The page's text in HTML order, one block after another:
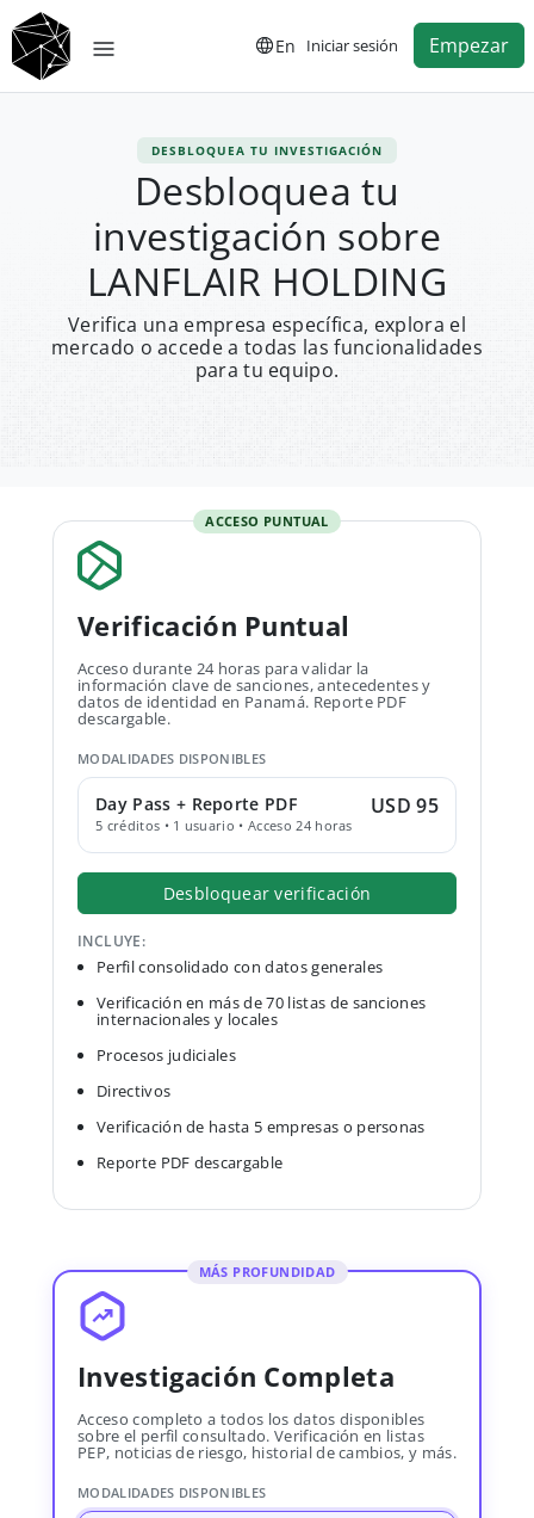
En Iniciar sesión Empezar
DESBLOQUEA TU INVESTIGACIÓN
Desbloquea tu
investigación sobre
LANFLAIR HOLDING
Verifica una empresa específica, explora el
mercado o accede a todas las funcionalidades
para tu equipo.
ACCESO PUNTUAL
Verificación Puntual
Acceso durante 24 horas para validar la
información clave de sanciones, antecedentes y
datos de identidad en Panamá. Reporte PDF
descargable.
MODALIDADES DISPONIBLES
Day Pass + Reporte PDF
5 créditos • 1 usuario • Acceso 24 horas
USD 95
Desbloquear verificación
INCLUYE:
Perfil consolidado con datos generales
Verificación en más de 70 listas de sanciones
internacionales y locales
Procesos judiciales
Directivos
Verificación de hasta 5 empresas o personas
Reporte PDF descargable
MÁS PROFUNDIDAD
Investigación Completa
Acceso completo a todos los datos disponibles
sobre el perfil consultado. Verificación en listas
PEP, noticias de riesgo, historial de cambios, y más.
MODALIDADES DISPONIBLES